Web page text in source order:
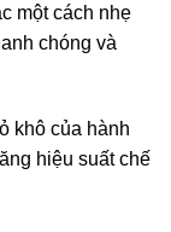
một cách nhẹ
chóng và
khô của hành
hiệu suất chế